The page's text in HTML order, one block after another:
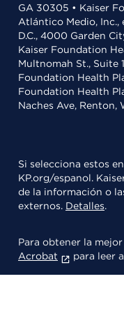
GA 30305 • Kaiser
Atlántico Medio, Inc.,
D.C., 4000 Garden
Kaiser Foundation
Multnomah St., Suite
Foundation Health
Foundation Health
Naches Ave, Renton,
Si selecciona estos
KP.org/espanol.
de la información o
externos. Detalles.
Para obtener la
Acrobat
para leer